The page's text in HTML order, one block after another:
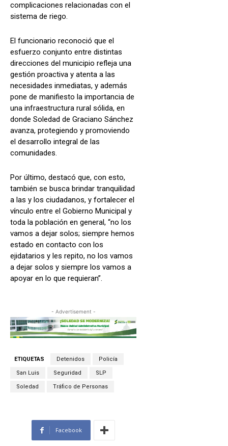
complicaciones relacionadas con el
sistema de riego.
El funcionario reconoció que el
esfuerzo conjunto entre distintas
direcciones del municipio refleja una
gestión proactiva y atenta a las
necesidades inmediatas, y además
pone de manifiesto la importancia de
una infraestructura rural sólida, en
donde Soledad de Graciano Sánchez
avanza, protegiendo y promoviendo
el desarrollo integral de las
comunidades.
Por último, destacó que, con esto,
también se busca brindar tranquilidad
a las y los ciudadanos, y fortalecer el
vínculo entre el Gobierno Municipal y
toda la población en general, “no los
vamos a dejar solos; siempre hemos
estado en contacto con los
ejidatarios y les repito, no los vamos
a dejar solos y siempre los vamos a
apoyar en lo que requieran”.
- Advertisement -
ETIQUETAS Detenidos Policía
San Luis Seguridad SLP
Soledad Tráfico de Personas
Facebook